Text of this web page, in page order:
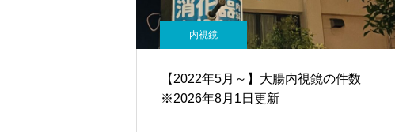
内視鏡
【2022年5月～】大腸内視鏡の件数
※2026年8月1日更新